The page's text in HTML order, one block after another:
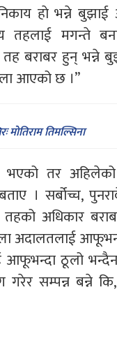
हाे भन्ने
मगन्ते
तह बराबर हुन् भन्ने
आएको छ ।”
माेतिराम तिमल्सिना
तर अहिलेको
। सर्बोच्च,
अधिकार
अदालतलाई
आफूभन्दा ठूलो
सम्पन्न बन्ने